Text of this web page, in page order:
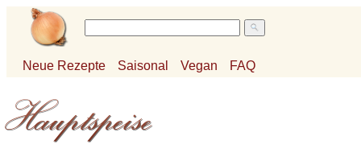
Neue Rezepte Saisonal Vegan FAQ